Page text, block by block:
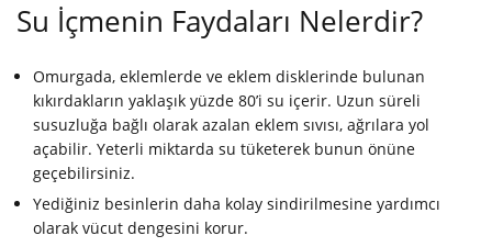
Su İçmenin Faydaları Nelerdir?
Omurgada, eklemlerde ve eklem disklerinde bulunan
kıkırdakların yaklaşık yüzde 80’i su içerir. Uzun süreli
susuzluğa bağlı olarak azalan eklem sıvısı, ağrılara yol
açabilir. Yeterli miktarda su tüketerek bunun önüne
geçebilirsiniz.
Yediğiniz besinlerin daha kolay sindirilmesine yardımcı
olarak vücut dengesini korur.